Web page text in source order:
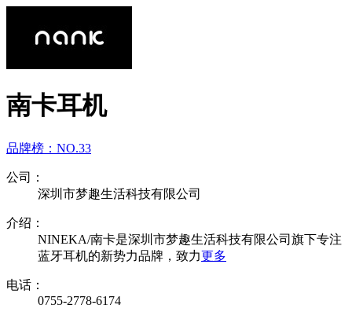
南卡耳机
品牌榜： NO.33
公司：
深圳市梦趣生活科技有限公司
介绍：
NINEKA/南卡是深圳市梦趣生活科技有限公司旗下专注
蓝牙耳机的新势力品牌，致力更多
电话：
0755-2778-6174